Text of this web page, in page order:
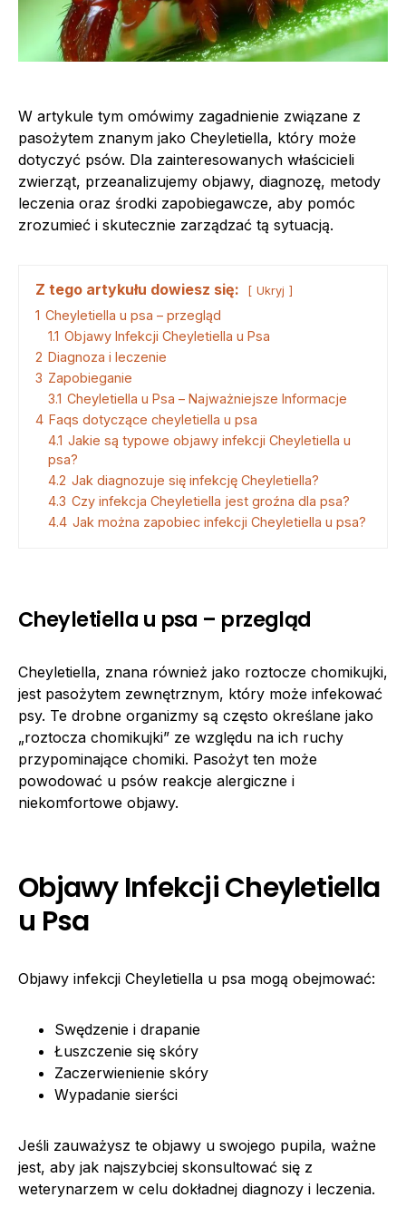
W artykule tym omówimy zagadnienie związane z
pasożytem znanym jako Cheyletiella, który może
dotyczyć psów. Dla zainteresowanych właścicieli
zwierząt, przeanalizujemy objawy, diagnozę, metody
leczenia oraz środki zapobiegawcze, aby pomóc
zrozumieć i skutecznie zarządzać tą sytuacją.
Z tego artykułu dowiesz się: Ukryj
1 Cheyletiella u psa – przegląd
1.1 Objawy Infekcji Cheyletiella u Psa
2 Diagnoza i leczenie
3 Zapobieganie
3.1 Cheyletiella u Psa – Najważniejsze Informacje
4 Faqs dotyczące cheyletiella u psa
4.1 Jakie są typowe objawy infekcji Cheyletiella u
psa?
4.2 Jak diagnozuje się infekcję Cheyletiella?
4.3 Czy infekcja Cheyletiella jest groźna dla psa?
4.4 Jak można zapobiec infekcji Cheyletiella u psa?
Cheyletiella u psa – przegląd
Cheyletiella, znana również jako roztocze chomikujki,
jest pasożytem zewnętrznym, który może infekować
psy. Te drobne organizmy są często określane jako
„roztocza chomikujki” ze względu na ich ruchy
przypominające chomiki. Pasożyt ten może
powodować u psów reakcje alergiczne i
niekomfortowe objawy.
Objawy Infekcji Cheyletiella
u Psa
Objawy infekcji Cheyletiella u psa mogą obejmować:
Swędzenie i drapanie
Łuszczenie się skóry
Zaczerwienienie skóry
Wypadanie sierści
Jeśli zauważysz te objawy u swojego pupila, ważne
jest, aby jak najszybciej skonsultować się z
weterynarzem w celu dokładnej diagnozy i leczenia.